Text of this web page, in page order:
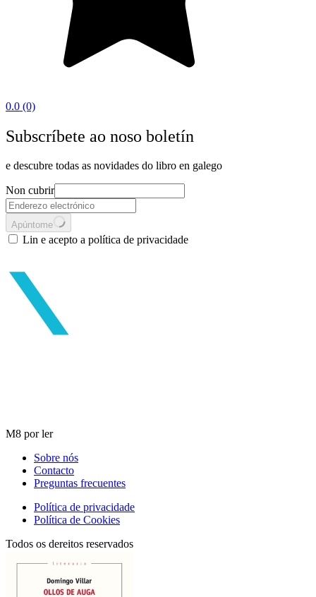
0.0 (0)
Subscríbete ao noso boletín
e descubre todas as novidades do libro en galego
Non cubrir
Apúntome
Lin e acepto a política de privacidade
M8 por ler
Sobre nós
Contacto
Preguntas frecuentes
Política de privacidade
Política de Cookies
Todos os dereitos reservados